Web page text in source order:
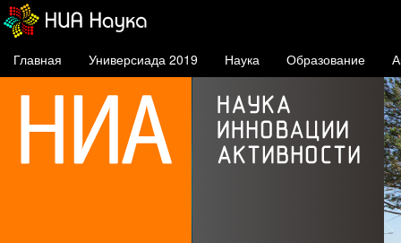
Главная Универсиада 2019 Наука Образование